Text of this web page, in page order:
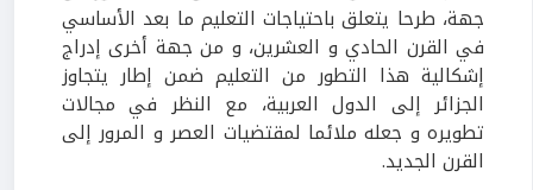
جهة، طرحا يتعلق باحتياجات التعليم ما بعد الأساسي
في القرن الحادي و العشرين، و من جهة أخرى إدراج
إشكالية هذا التطور من التعليم ضمن إطار يتجاوز
الجزائر إلى الدول العربية، مع النظر في مجالات
تطويره و جعله ملائما لمقتضيات العصر و المرور إلى
القرن الجديد.